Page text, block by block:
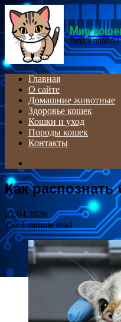
Menu
Мир
Уход и породы
Главная
О сайте
Домашние животные
Здоровье кошек
Кошки и уход
Породы кошек
Контакты
for
Как
23.04.2026
1571 minute read